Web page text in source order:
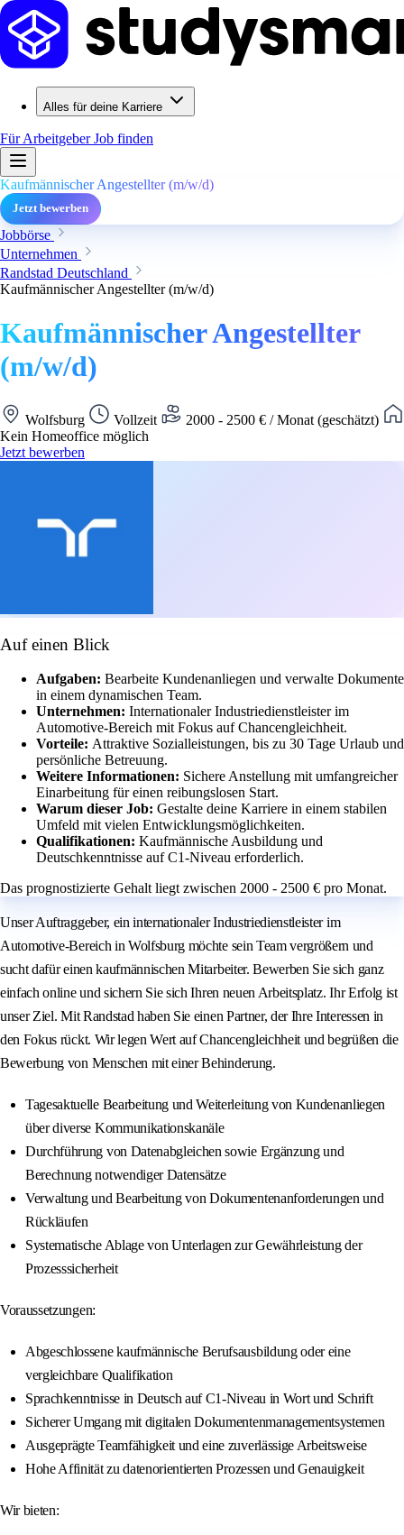
Alles für deine Karriere
Für ArbeitgeberJob finden
Kaufmännischer Angestellter (m/w/d)
Jetzt bewerben
Jobbörse
Unternehmen
Randstad Deutschland
Kaufmännischer Angestellter (m/w/d)
Kaufmännischer Angestellter
(m/w/d)
Wolfsburg Vollzeit
2000 - 2500 € / Monat (geschätzt)
Kein Homeoffice möglich
Jetzt bewerben
Auf einen Blick
Aufgaben: Bearbeite Kundenanliegen und verwalte Dokumente
in einem dynamischen Team.
Unternehmen: Internationaler Industriedienstleister im
Automotive-Bereich mit Fokus auf Chancengleichheit.
Vorteile: Attraktive Sozialleistungen, bis zu 30 Tage Urlaub und
persönliche Betreuung.
Weitere Informationen: Sichere Anstellung mit umfangreicher
Einarbeitung für einen reibungslosen Start.
Warum dieser Job: Gestalte deine Karriere in einem stabilen
Umfeld mit vielen Entwicklungsmöglichkeiten.
Qualifikationen: Kaufmännische Ausbildung und
Deutschkenntnisse auf C1-Niveau erforderlich.
Das prognostizierte Gehalt liegt zwischen 2000 - 2500 € pro Monat.
Unser Auftraggeber, ein internationaler Industriedienstleister im
Automotive-Bereich in Wolfsburg möchte sein Team vergrößern und
sucht dafür einen kaufmännischen Mitarbeiter. Bewerben Sie sich ganz
einfach online und sichern Sie sich Ihren neuen Arbeitsplatz. Ihr Erfolg ist
unser Ziel. Mit Randstad haben Sie einen Partner, der Ihre Interessen in
den Fokus rückt. Wir legen Wert auf Chancengleichheit und begrüßen die
Bewerbung von Menschen mit einer Behinderung.
Tagesaktuelle Bearbeitung und Weiterleitung von Kundenanliegen
über diverse Kommunikationskanäle
Durchführung von Datenabgleichen sowie Ergänzung und
Berechnung notwendiger Datensätze
Verwaltung und Bearbeitung von Dokumentenanforderungen und
Rückläufen
Systematische Ablage von Unterlagen zur Gewährleistung der
Prozesssicherheit
Voraussetzungen:
Abgeschlossene kaufmännische Berufsausbildung oder eine
vergleichbare Qualifikation
Sprachkenntnisse in Deutsch auf C1-Niveau in Wort und Schrift
Sicherer Umgang mit digitalen Dokumentenmanagementsystemen
Ausgeprägte Teamfähigkeit und eine zuverlässige Arbeitsweise
Hohe Affinität zu datenorientierten Prozessen und Genauigkeit
Wir bieten: